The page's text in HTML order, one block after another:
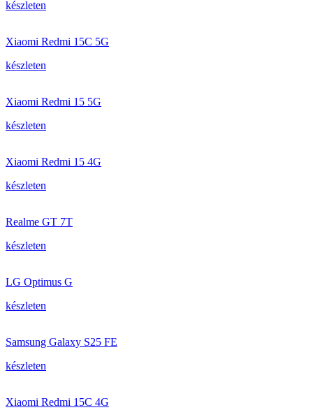
készleten
Xiaomi Redmi 15C 5G
készleten
Xiaomi Redmi 15 5G
készleten
Xiaomi Redmi 15 4G
készleten
Realme GT 7T
készleten
LG Optimus G
készleten
Samsung Galaxy S25 FE
készleten
Xiaomi Redmi 15C 4G